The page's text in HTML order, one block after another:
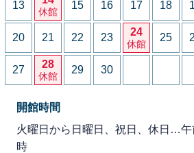
13
休館
15 16 17 18
20 21 22 23 24
休館
25
27 28
休館
29 30
開館時間
火曜日から日曜日、祝日、休日…午
時